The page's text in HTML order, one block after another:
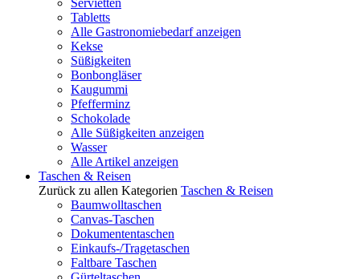
Servietten
Tabletts
Alle Gastronomiebedarf anzeigen
Kekse
Süßigkeiten
Bonbongläser
Kaugummi
Pfefferminz
Schokolade
Alle Süßigkeiten anzeigen
Wasser
Alle Artikel anzeigen
Taschen & Reisen
Zurück zu allen Kategorien Taschen & Reisen
Baumwolltaschen
Canvas-Taschen
Dokumententaschen
Einkaufs-/Tragetaschen
Faltbare Taschen